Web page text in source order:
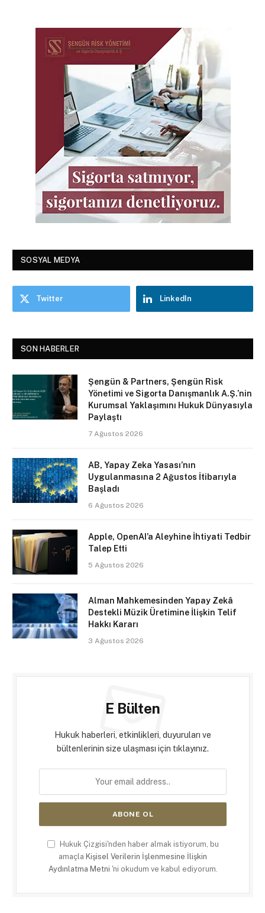
SOSYAL MEDYA
Twitter LinkedIn
SON HABERLER
Şengün & Partners, Şengün Risk
Yönetimi ve Sigorta Danışmanlık A.Ş.’nin
Kurumsal Yaklaşımını Hukuk Dünyasıyla
Paylaştı
7 Ağustos 2026
AB, Yapay Zeka Yasası’nın
Uygulanmasına 2 Ağustos İtibarıyla
Başladı
6 Ağustos 2026
Apple, OpenAI’a Aleyhine İhtiyati Tedbir
Talep Etti
5 Ağustos 2026
Alman Mahkemesinden Yapay Zekâ
Destekli Müzik Üretimine İlişkin Telif
Hakkı Kararı
3 Ağustos 2026
E Bülten
Hukuk haberleri, etkinlikleri, duyuruları ve
bültenlerinin size ulaşması için tıklayınız.
Hukuk Çizgisi'nden haber almak istiyorum, bu
amaçla Kişisel Verilerin İşlenmesine İlişkin
Aydınlatma Metni 'ni okudum ve kabul ediyorum.